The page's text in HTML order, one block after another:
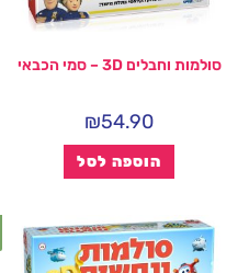
סולמות וחבלים 3D – סמי הכבאי
₪54.90
הוספה לסל